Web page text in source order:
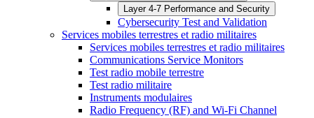
Layer 4-7 Performance and Security
Cybersecurity Test and Validation
Services mobiles terrestres et radio militaires
Services mobiles terrestres et radio militaires
Communications Service Monitors
Test radio mobile terrestre
Test radio militaire
Instruments modulaires
Radio Frequency (RF) and Wi-Fi Channel